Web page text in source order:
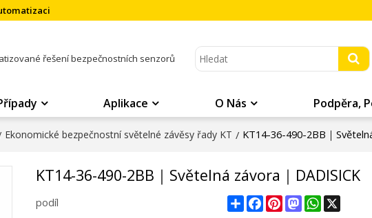
řešení bezpečnostních senzorů
Aplikace O Nás Podpěra,
Ekonomické bezpečnostní světelné závěsy řady KT / KT14-36-490-2BB｜
KT14-36-490-2BB｜Světelná závora｜DADISICK
podíl ShareFacebook
PinterestMastodonWhatsApp